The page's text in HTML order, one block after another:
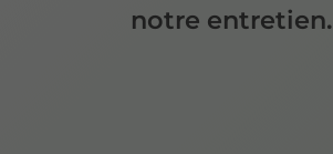
notre entretien.